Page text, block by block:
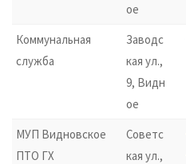
ое
Коммунальная
служба
Заводс
кая ул.,
9, Видн
ое
МУП Видновское
ПТО ГХ
Советс
кая ул.,